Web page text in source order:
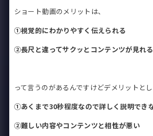
ショート動画のメリットは、
①視覚的にわかりやすく伝えられる
②長尺と違ってサクッとコンテンツが見れる
って言うのがあるんですけどデメリットと
①あくまで30秒程度なので詳しく説明でき
②難しい内容やコンテンツと相性が悪い